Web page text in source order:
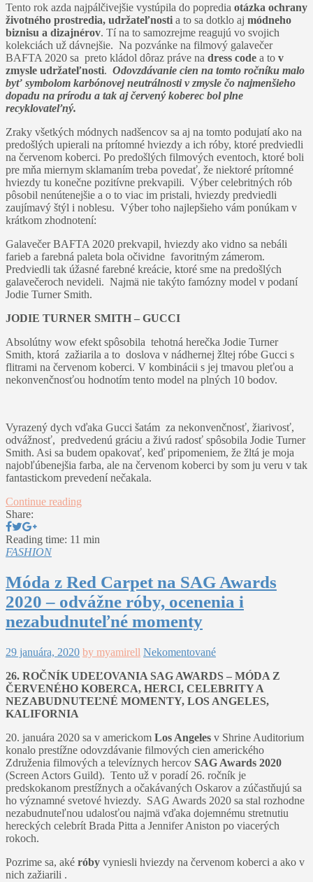
Tento rok azda najpálčivejšie vystúpila do popredia otázka ochrany
životného prostredia, udržateľnosti a to sa dotklo aj módneho
biznisu a dizajnérov. Tí na to samozrejme reagujú vo svojich
kolekciách už dávnejšie. Na pozvánke na filmový galavečer
BAFTA 2020 sa preto kládol dôraz práve na dress code a to v
zmysle udržateľnosti. Odovzdávanie cien na tomto ročníku malo
byť symbolom karbónovej neutrálnosti v zmysle čo najmenšieho
dopadu na prírodu a tak aj červený koberec bol plne
recyklovateľný.
Zraky všetkých módnych nadšencov sa aj na tomto podujatí ako na
predošlých upierali na prítomné hviezdy a ich róby, ktoré predviedli
na červenom koberci. Po predošlých filmových eventoch, ktoré boli
pre mňa miernym sklamaním treba povedať, že niektoré prítomné
hviezdy tu konečne pozitívne prekvapili. Výber celebritných rób
pôsobil nenútenejšie a o to viac im pristali, hviezdy predviedli
zaujímavý štýl i noblesu. Výber toho najlepšieho vám ponúkam v
krátkom zhodnotení:
Galavečer BAFTA 2020 prekvapil, hviezdy ako vidno sa nebáli
farieb a farebná paleta bola očividne favoritným zámerom.
Predviedli tak úžasné farebné kreácie, ktoré sme na predošlých
galavečeroch nevideli. Najmä nie takýto famózny model v podaní
Jodie Turner Smith.
JODIE TURNER SMITH – GUCCI
Absolútny wow efekt spôsobila tehotná herečka Jodie Turner
Smith, ktorá zažiarila a to doslova v nádhernej žltej róbe Gucci s
flitrami na červenom koberci. V kombinácii s jej tmavou pleťou a
nekonvenčnosťou hodnotím tento model na plných 10 bodov.
Vyrazený dych vďaka Gucci šatám za nekonvenčnosť, žiarivosť,
odvážnosť, predvedenú gráciu a živú radosť spôsobila Jodie Turner
Smith. Asi sa budem opakovať, keď pripomeniem, že žltá je moja
najobľúbenejšia farba, ale na červenom koberci by som ju veru v tak
fantastickom prevedení nečakala.
Continue reading
Share:
Reading time: 11 min
FASHION
Móda z Red Carpet na SAG Awards
2020 – odvážne róby, ocenenia i
nezabudnuteľné momenty
29 januára, 2020 by myamirell Nekomentované
26. ROČNÍK UDEĽOVANIA SAG AWARDS – MÓDA Z
ČERVENÉHO KOBERCA, HERCI, CELEBRITY A
NEZABUDNUTEĽNÉ MOMENTY, LOS ANGELES,
KALIFORNIA
20. januára 2020 sa v americkom Los Angeles v Shrine Auditorium
konalo prestížne odovzdávanie filmových cien amerického
Združenia filmových a televíznych hercov SAG Awards 2020
(Screen Actors Guild). Tento už v poradí 26. ročník je
predskokanom prestížnych a očakávaných Oskarov a zúčastňujú sa
ho významné svetové hviezdy. SAG Awards 2020 sa stal rozhodne
nezabudnuteľnou udalosťou najmä vďaka dojemnému stretnutiu
hereckých celebrít Brada Pitta a Jennifer Aniston po viacerých
rokoch.
Pozrime sa, aké róby vyniesli hviezdy na červenom koberci a ako v
nich zažiarili .